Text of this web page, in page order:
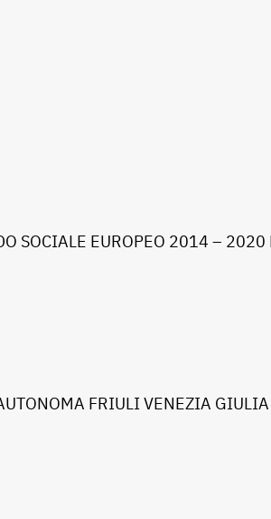
SOCIALE EUROPEO 2014 – 2020
FRIULI VENEZIA GIULIA